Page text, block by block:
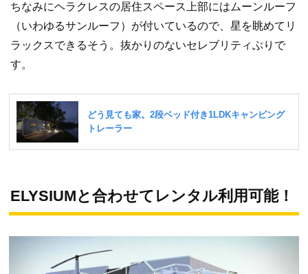
ちなみにヘラクレスの居住スペース上部にはムーンルーフ
（いわゆるサンルーフ）が付いているので、星を眺めてリ
ラックスできるそう。抜かりのないセレブリティぶりで
す。
ELYSIUMと合わせてレンタル利用可能！